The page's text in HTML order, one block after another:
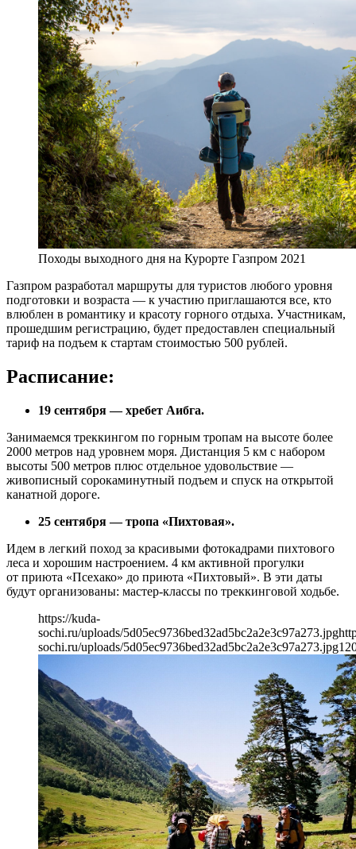
Походы выходного дня на Курорте Газпром 2021
Газпром разработал маршруты для туристов любого уровня
подготовки и возраста — к участию приглашаются все, кто
влюблен в романтику и красоту горного отдыха. Участникам,
прошедшим регистрацию, будет предоставлен специальный
тариф на подъем к стартам стоимостью 500 рублей.
Расписание:
19 сентября — хребет Аибга.
Занимаемся треккингом по горным тропам на высоте более
2000 метров над уровнем моря. Дистанция 5 км с набором
высоты 500 метров плюс отдельное удовольствие —
живописный сорокаминутный подъем и спуск на открытой
канатной дороге.
25 сентября — тропа «Пихтовая».
Идем в легкий поход за красивыми фотокадрами пихтового
леса и хорошим настроением. 4 км активной прогулки
от приюта «Псехако» до приюта «Пихтовый». В эти даты
будут организованы: мастер-классы по треккинговой ходьбе.
https://kuda-
sochi.ru/uploads/5d05ec9736bed32ad5bc2a2e3c97a273.jpg
sochi.ru/uploads/5d05ec9736bed32ad5bc2a2e3c97a273.jpg